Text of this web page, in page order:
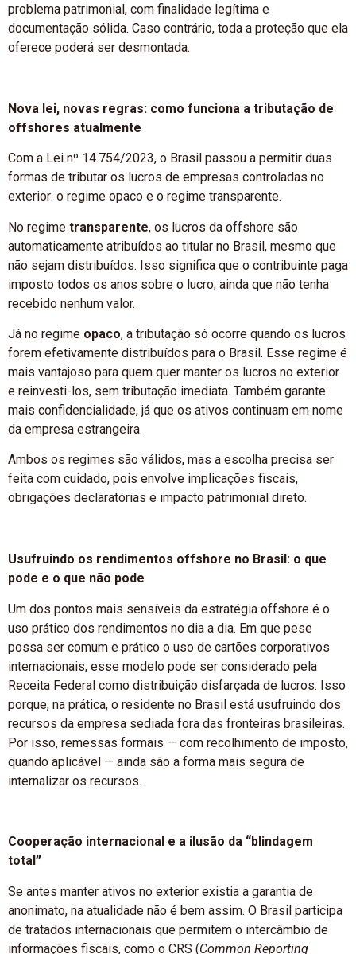
problema patrimonial, com finalidade legítima e
documentação sólida. Caso contrário, toda a proteção que ela
oferece poderá ser desmontada.
Nova lei, novas regras: como funciona a tributação de
offshores atualmente
Com a Lei nº 14.754/2023, o Brasil passou a permitir duas
formas de tributar os lucros de empresas controladas no
exterior: o regime opaco e o regime transparente.
No regime transparente, os lucros da offshore são
automaticamente atribuídos ao titular no Brasil, mesmo que
não sejam distribuídos. Isso significa que o contribuinte paga
imposto todos os anos sobre o lucro, ainda que não tenha
recebido nenhum valor.
Já no regime opaco, a tributação só ocorre quando os lucros
forem efetivamente distribuídos para o Brasil. Esse regime é
mais vantajoso para quem quer manter os lucros no exterior
e reinvesti-los, sem tributação imediata. Também garante
mais confidencialidade, já que os ativos continuam em nome
da empresa estrangeira.
Ambos os regimes são válidos, mas a escolha precisa ser
feita com cuidado, pois envolve implicações fiscais,
obrigações declaratórias e impacto patrimonial direto.
Usufruindo os rendimentos offshore no Brasil: o que
pode e o que não pode
Um dos pontos mais sensíveis da estratégia offshore é o
uso prático dos rendimentos no dia a dia. Em que pese
possa ser comum e prático o uso de cartões corporativos
internacionais, esse modelo pode ser considerado pela
Receita Federal como distribuição disfarçada de lucros. Isso
porque, na prática, o residente no Brasil está usufruindo dos
recursos da empresa sediada fora das fronteiras brasileiras.
Por isso, remessas formais — com recolhimento de imposto,
quando aplicável — ainda são a forma mais segura de
internalizar os recursos.
Cooperação internacional e a ilusão da “blindagem
total”
Se antes manter ativos no exterior existia a garantia de
anonimato, na atualidade não é bem assim. O Brasil participa
de tratados internacionais que permitem o intercâmbio de
informações fiscais, como o CRS (Common Reporting